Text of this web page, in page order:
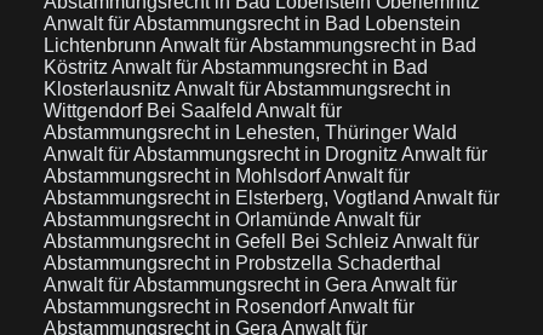
Anwalt für Abstammungsrecht in Bad Lobenstein
Lichtenbrunn Anwalt für Abstammungsrecht in Bad
Köstritz Anwalt für Abstammungsrecht in Bad
Klosterlausnitz Anwalt für Abstammungsrecht in
Wittgendorf Bei Saalfeld Anwalt für
Abstammungsrecht in Lehesten, Thüringer Wald
Anwalt für Abstammungsrecht in Drognitz Anwalt für
Abstammungsrecht in MohlsdorfAnwalt für
Abstammungsrecht in Elsterberg, Vogtland Anwalt für
Abstammungsrecht in OrlamündeAnwalt für
Abstammungsrecht in Gefell Bei Schleiz Anwalt für
Abstammungsrecht in Probstzella Schaderthal
Anwalt für Abstammungsrecht in Gera Anwalt für
Abstammungsrecht in RosendorfAnwalt für
Abstammungsrecht in Gera Anwalt für